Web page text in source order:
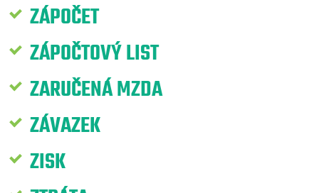
ZÁPOČET
ZÁPOČTOVÝ LIST
ZARUČENÁ MZDA
ZÁVAZEK
ZISK